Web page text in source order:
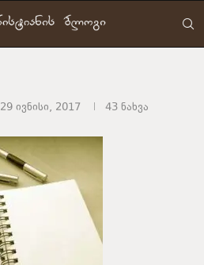
29 ივნისი, 2017 43ნახვა